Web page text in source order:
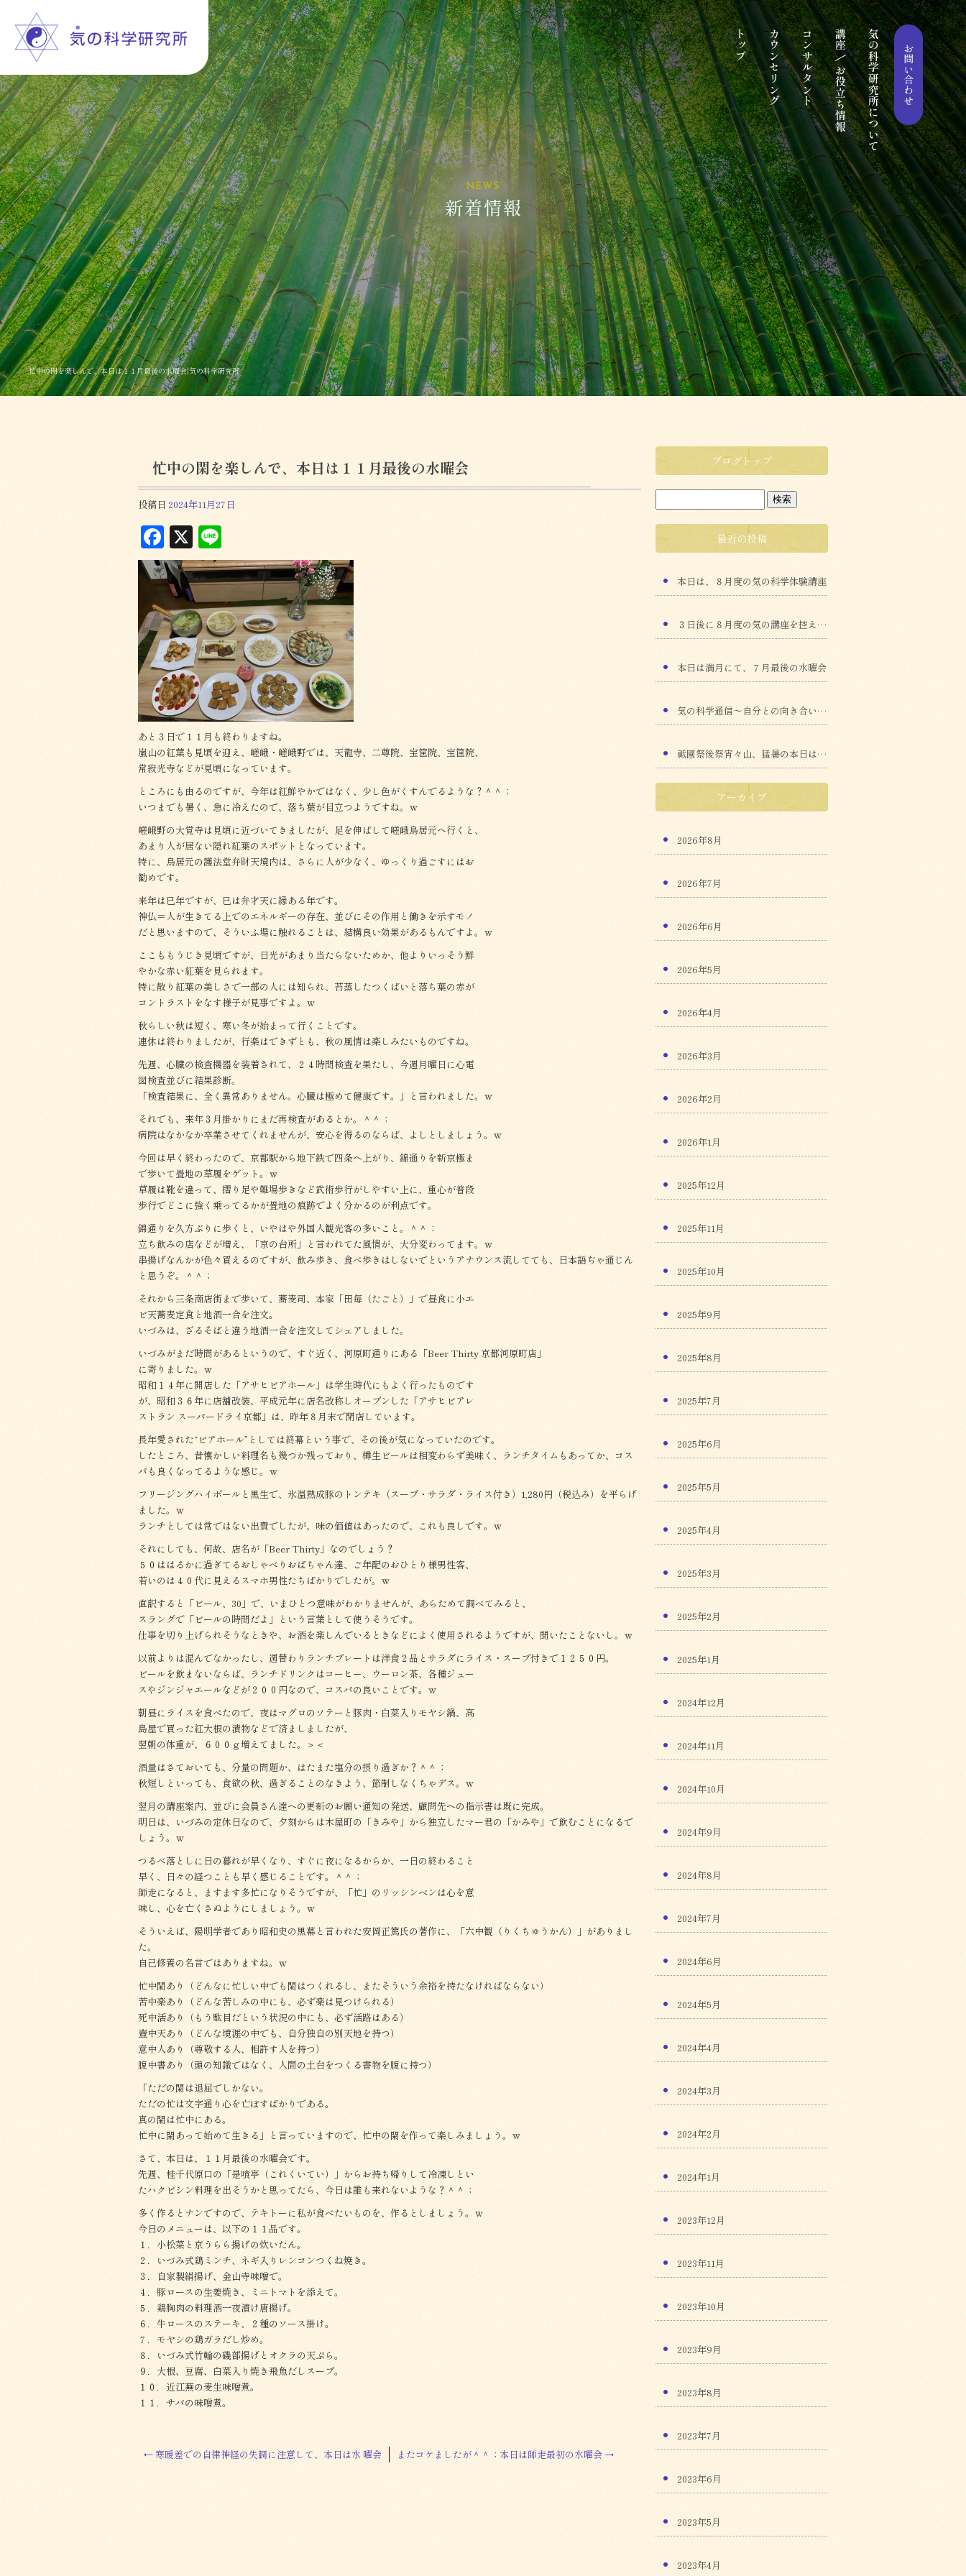
忙中の閑を楽しんで、本日は１１月最後の水曜会|気の科学研究所
忙中の閑を楽しんで、本日は１１月最後の水曜会
投稿日 2024年11月27日
F
a
c
e
b
o
o
k
X
in
e
あと３日で１１月も終わりますね。
嵐山の紅葉も見頃を迎え、嵯峨・嵯峨野では、天龍寺、二尊院、宝筐院、宝筐院、
常寂光寺などが見頃になっています。
ところにも由るのですが、今年は紅鮮やかではなく、少し色がくすんでるような？＾＾；
いつまでも暑く、急に冷えたので、落ち葉が目立つようですね。ｗ
嵯峨野の大覚寺は見頃に近づいてきましたが、足を伸ばして嵯峨鳥居元へ行くと、
あまり人が居ない隠れ紅葉のスポットとなっています。
特に、鳥居元の護法堂弁財天境内は、さらに人が少なく、ゆっくり過ごすにはお
勧めです。
来年は巳年ですが、巳は弁才天に縁ある年です。
神仏＝人が生きてる上でのエネルギーの存在、並びにその作用と働きを示すモノ
だと思いますので、そういふ場に触れることは、結構良い効果があるもんですよ。ｗ
ここももうじき見頃ですが、日光があまり当たらないためか、他よりいっそう鮮
やかな赤い紅葉を見られます。
特に散り紅葉の美しさで一部の人には知られ、苔蒸したつくばいと落ち葉の赤が
コントラストをなす様子が見事ですよ。ｗ
秋らしい秋は短く、寒い冬が始まって行くことです。
連休は終わりましたが、行楽はできずとも、秋の風情は楽しみたいものですね。
先週、心臓の検査機器を装着されて、２４時間検査を果たし、今週月曜日に心電
図検査並びに結果診断。
「検査結果に、全く異常ありません。心臓は極めて健康です。」と言われました。ｗ
それでも、来年３月掛かりにまだ再検査があるとか。＾＾；
病院はなかなか卒業させてくれませんが、安心を得るのならば、よしとしましょう。ｗ
今回は早く終わったので、京都駅から地下鉄で四条へ上がり、錦通りを新京極ま
で歩いて畳地の草履をゲット。ｗ
草履は靴を違って、摺り足や難場歩きなど武術歩行がしやすい上に、重心が普段
歩行でどこに強く乗ってるかが畳地の痕跡でよく分かるのが利点です。
錦通りを久方ぶりに歩くと、いやはや外国人観光客の多いこと。＾＾；
立ち飲みの店などが増え、「京の台所」と言われてた風情が、大分変わってます。ｗ
串揚げなんかが色々買えるのですが、飲み歩き、食べ歩きはしないでというアナウンス流してても、日本語ぢゃ通じん
と思うぞ。＾＾；
それから三条商店街まで歩いて、蕎麦司、本家「田毎（たごと）」で昼食に小エ
ビ天蕎麦定食と地酒一合を注文。
いづみは、ざるそばと違う地酒一合を注文してシェアしました。
いづみがまだ時間があるというので、すぐ近く、河原町通りにある「Beer Thirty 京都河原町店」
に寄りました。ｗ
昭和１４年に開店した「アサヒビアホール」は学生時代にもよく行ったものです
が、昭和３６年に店舗改装、平成元年に店名改称しオープンした「アサヒビアレ
ストラン スーパードライ京都」は、昨年８月末で閉店しています。
長年愛された“ビアホール”としては終幕という事で、その後が気になっていたのです。
したところ、昔懐かしい料理名も幾つか残っており、樽生ビールは相変わらず美味く、ランチタイムもあってか、コス
パも良くなってるような感じ。ｗ
フリージングハイボールと黒生で、氷温熟成豚のトンテキ（スープ・サラダ・ライス付き）1,280円（税込み）を平らげ
ました。ｗ
ランチとしては常ではない出費でしたが、味の価値はあったので、これも良しです。ｗ
それにしても、何故、店名が「Beer Thirty」なのでしょう？
５０ははるかに過ぎてるおしゃべりおばちゃん達、ご年配のおひとり様男性客、
若いのは４０代に見えるスマホ男性たちばかりでしたが。ｗ
直訳すると「ビール、30」で、いまひとつ意味がわかりませんが、あらためて調べてみると、
スラングで「ビールの時間だよ」という言葉として使うそうです。
仕事を切り上げられそうなときや、お酒を楽しんでいるときなどによく使用されるようですが、聞いたことないし。ｗ
以前よりは混んでなかったし、週替わりランチプレートは洋食２品とサラダにライス・スープ付きで１２５０円。
ビールを飲まないならば、ランチドリンクはコーヒー、ウーロン茶、各種ジュー
スやジンジャエールなどが２００円なので、コスパの良いことです。ｗ
朝昼にライスを食べたので、夜はマグロのソテーと豚肉・白菜入りモヤシ鍋、高
島屋で買った紅大根の漬物などで済ましましたが、
翌朝の体重が、６００ｇ増えてました。＞＜
酒量はさておいても、分量の問題か、はたまた塩分の摂り過ぎか？＾＾；
秋短しといっても、食欲の秋、過ぎることのなきよう、節制しなくちゃデス。ｗ
翌月の講座案内、並びに会員さん達への更新のお願い通知の発送、顧問先への指示書は既に完成。
明日は、いづみの定休日なので、夕刻からは木屋町の「きみや」から独立したマー君の「かみや」で飲むことになるで
しょう。ｗ
つるべ落としに日の暮れが早くなり、すぐに夜になるからか、一日の終わること
早く、日々の経つことも早く感じることです。＾＾；
師走になると、ますます多忙になりそうですが、「忙」のリッシンベンは心を意
味し、心を亡くさぬようにしましょう。ｗ
そういえば、陽明学者であり昭和史の黒幕と言われた安岡正篤氏の著作に、「六中観（りくちゅうかん）」がありまし
た。
自己修養の名言ではありますね。ｗ
忙中閑あり（どんなに忙しい中でも閑はつくれるし、またそういう余裕を持たなければならない）
苦中楽あり（どんな苦しみの中にも、必ず楽は見つけられる）
死中活あり（もう駄目だという状況の中にも、必ず活路はある）
壷中天あり（どんな境涯の中でも、自分独自の別天地を持つ）
意中人あり（尊敬する人、相許す人を持つ）
腹中書あり（頭の知識ではなく、人間の土台をつくる書物を腹に持つ）
「ただの閑は退屈でしかない。
ただの忙は文字通り心を亡ぼすばかりである。
真の閑は忙中にある。
忙中に閑あって始めて生きる」と言っていますので、忙中の閑を作って楽しみましょう。ｗ
さて、本日は、１１月最後の水曜会です。
先週、桂千代原口の「是喰亭（これくいてい）」からお持ち帰りして冷凍しとい
たハクビシン料理を出そうかと思ってたら、今日は誰も来れないような？＾＾；
多く作るとナンですので、テキトーに私が食べたいものを、作るとしましょう。ｗ
今日のメニューは、以下の１１品です。
１．小松菜と京うらら揚げの炊いたん。
２．いづみ式鶏ミンチ、ネギ入りレンコンつくね焼き。
３．自家製絹揚げ、金山寺味噌で。
４．豚ロースの生姜焼き、ミニトマトを添えて。
５．鶏胸肉の料理酒一夜漬け唐揚げ。
６．牛ロースのステーキ、２種のソース掛け。
７．モヤシの鶏ガラだし炒め。
８．いづみ式竹輪の磯部揚げとオクラの天ぷら。
９．大根、豆腐、白菜入り焼き飛魚だしスープ。
１０．近江蕪の麦生味噌煮。
１１．サバの味噌煮。
←寒暖差での自律神経の失調に注意して、本日は水 曜会 またコケましたが＾＾；本日は師走最初の水曜会 →
ブログトップ
最近の投稿
本日は、８月度の気の科学体験講座
３日後に８月度の気の講座を控えて、本日も猛暑 の水曜会
本日は満月にて、７月最後の水曜会
気の科学通信～自分との向き合い方～
祗園祭後祭宵々山、猛暑の本日は水曜会
アーカイブ
2026年8月
2026年7月
2026年6月
2026年5月
2026年4月
2026年3月
2026年2月
2026年1月
2025年12月
2025年11月
2025年10月
2025年9月
2025年8月
2025年7月
2025年6月
2025年5月
2025年4月
2025年3月
2025年2月
2025年1月
2024年12月
2024年11月
2024年10月
2024年9月
2024年8月
2024年7月
2024年6月
2024年5月
2024年4月
2024年3月
2024年2月
2024年1月
2023年12月
2023年11月
2023年10月
2023年9月
2023年8月
2023年7月
2023年6月
2023年5月
2023年4月